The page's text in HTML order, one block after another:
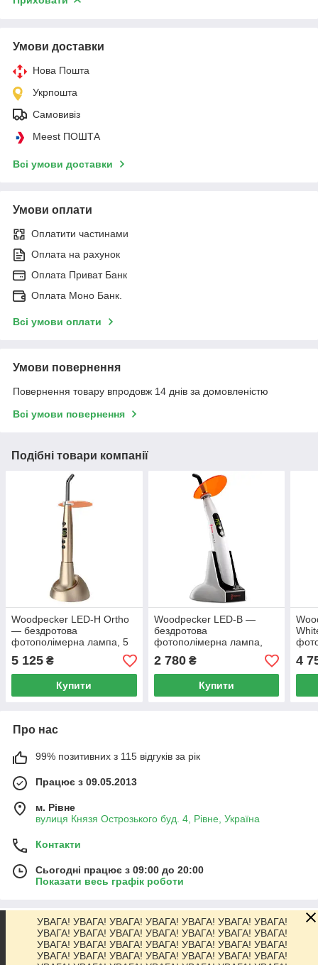
Умови доставки
Нова Пошта
Укрпошта
Самовивіз
Meest ПОШТА
Всі умови доставки
Умови оплати
Оплатити частинами
Оплата на рахунок
Оплата Приват Банк
Оплата Моно Банк.
Всі умови оплати
Умови повернення
Повернення товару впродовж 14 днів за домовленістю
Всі умови повернення
Подібні товари компанії
Woodpecker LED-H Ortho
— бездротова
фотополімерна лампа, 5
W, 420–480 нм,
акумулятор 2200 мА·год
5 125 ₴
Купити
Woodpecker LED-B —
бездротова
фотополімерна лампа,
420–480 нм, акумулятор
2200 мА·год
2 780₴
Купити
W,
4
Про нас
99% позитивних з 115 відгуків за рік
Працює з 09.05.2013
м. Рівне
вулиця Князя Острозького буд. 4, Рівне, Україна
Контакти
Сьогодні працює з 09:00 до 20:00
Показати весь графік роботи
Про нас
Контакти
УВАГА! УВАГА! УВАГА! УВАГА! УВАГА! УВАГА! УВАГА!
УВАГА! УВАГА! УВАГА! УВАГА! УВАГА! УВАГА! УВАГА!
УВАГА! УВАГА! УВАГА! УВАГА! УВАГА! УВАГА! УВАГА!
УВАГА! УВАГА! УВАГА! УВАГА! УВАГА! УВАГА! УВАГА!